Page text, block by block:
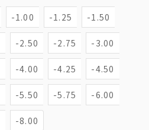
-1.00 -1.25 -1.50
-2.50 -2.75 -3.00
-4.00 -4.25 -4.50
-5.50 -5.75 -6.00
-8.00